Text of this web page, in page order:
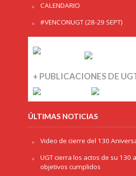
CALENDARIO
#VENCONUGT (28-29 SEPT)
+ PUBLICACIONES DE
ÚLTIMAS NOTICIAS
Video de cierre del 130
UGT cierra los actos de su 130
objetivos cumplidos